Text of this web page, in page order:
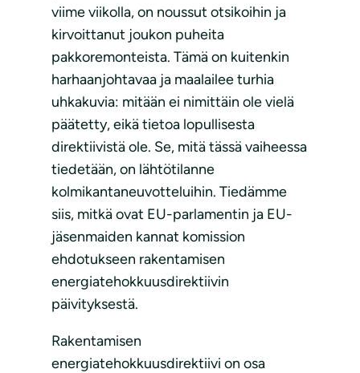
viime viikolla, on noussut otsikoihin ja
kirvoittanut joukon puheita
pakkoremonteista. Tämä on kuitenkin
harhaanjohtavaa ja maalailee turhia
uhkakuvia: mitään ei nimittäin ole vielä
päätetty, eikä tietoa lopullisesta
direktiivistä ole. Se, mitä tässä vaiheessa
tiedetään, on lähtötilanne
kolmikantaneuvotteluihin. Tiedämme
siis, mitkä ovat EU-parlamentin ja EU-
jäsenmaiden kannat komission
ehdotukseen rakentamisen
energiatehokkuusdirektiivin
päivityksestä.
Rakentamisen
energiatehokkuusdirektiivi on osa